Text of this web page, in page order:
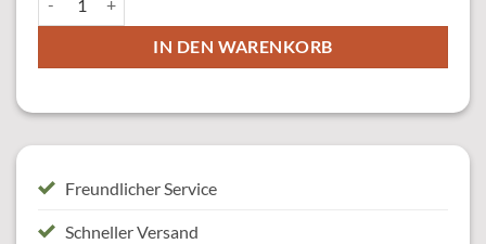
IN DEN WARENKORB
Freundlicher Service
Schneller Versand